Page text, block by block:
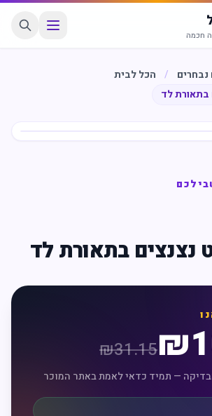
חכמה
נבחרים /
הכל לבית
בתאורת לד
נצנצים בתאורת לד
₪
₪31.15
הבדיקה — תמיד כדאי לאמת באתר המוכר